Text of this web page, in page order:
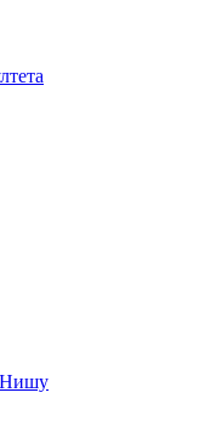
Нишу